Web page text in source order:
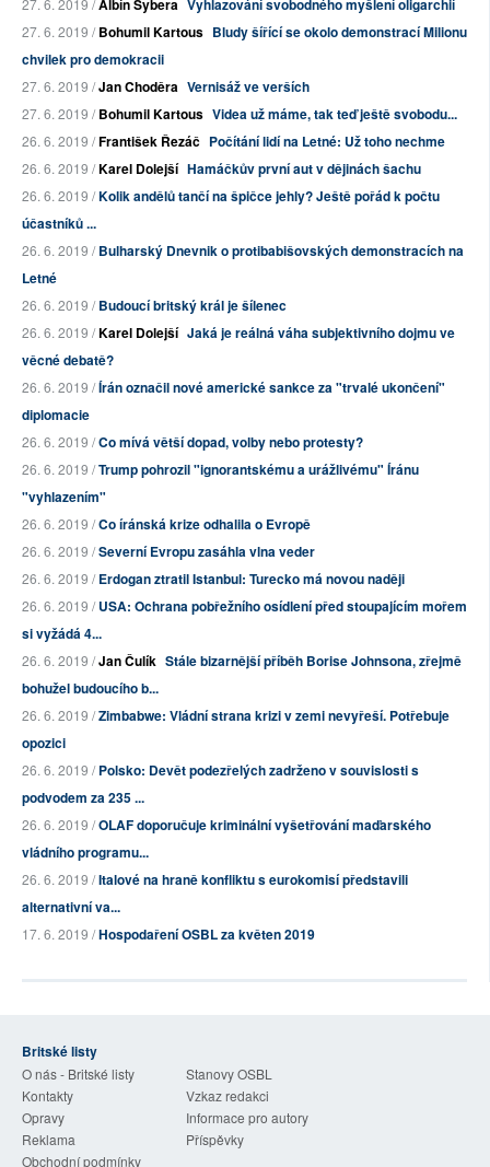
27. 6. 2019 /Albín Sybera Vyhlazování svobodného myšlení oligarchií
27. 6. 2019 /Bohumil Kartous Bludy šířící se okolo demonstrací Milionu
chvilek pro demokracii
27. 6. 2019 /Jan Choděra Vernisáž ve verších
27. 6. 2019 /Bohumil Kartous Videa už máme, tak teď ještě svobodu...
26. 6. 2019 /František Řezáč Počítání lidí na Letné: Už toho nechme
26. 6. 2019 /Karel Dolejší Hamáčkův první aut v dějinách šachu
26. 6. 2019 /Kolik andělů tančí na špičce jehly? Ještě pořád k počtu
účastníků ...
26. 6. 2019 /Bulharský Dnevnik o protibabišovských demonstracích na
Letné
26. 6. 2019 /Budoucí britský král je šílenec
26. 6. 2019 /Karel Dolejší Jaká je reálná váha subjektivního dojmu ve
věcné debatě?
26. 6. 2019 /Írán označil nové americké sankce za "trvalé ukončení"
diplomacie
26. 6. 2019 /Co mívá větší dopad, volby nebo protesty?
26. 6. 2019 /Trump pohrozil "ignorantskému a urážlivému" Íránu
"vyhlazením"
26. 6. 2019 /Co íránská krize odhalila o Evropě
26. 6. 2019 /Severní Evropu zasáhla vlna veder
26. 6. 2019 /Erdogan ztratil Istanbul: Turecko má novou naději
26. 6. 2019 /USA: Ochrana pobřežního osídlení před stoupajícím mořem
si vyžádá 4...
26. 6. 2019 /Jan Čulík Stále bizarnější příběh Borise Johnsona, zřejmě
bohužel budoucího b...
26. 6. 2019 /Zimbabwe: Vládní strana krizi v zemi nevyřeší. Potřebuje
opozici
26. 6. 2019 /Polsko: Devět podezřelých zadrženo v souvislosti s
podvodem za 235 ...
26. 6. 2019 /OLAF doporučuje kriminální vyšetřování maďarského
vládního programu...
26. 6. 2019 /Italové na hraně konfliktu s eurokomisí představili
alternativní va...
17. 6. 2019 /Hospodaření OSBL za květen 2019
Britské listy
O nás - Britské listy
Stanovy OSBL
Kontakty
Vzkaz redakci
Opravy
Informace pro autory
Reklama
Příspěvky
Obchodní podmínky